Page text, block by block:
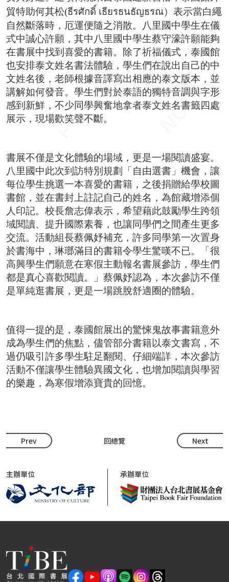
貿特助何其松(ธีรศักดิ์ เธียรธนธัญธรณ）表示當白繩
自然斷落時，厄運便隨之消散。八里國中學生在儀
式中誠心許願，其中八里國中學生蔡守濠許願能夠
在書展中找到喜愛的書籍。除了祈福儀式，泰國館
也安排泰文姓名書法體驗，學生們在說出自己的中
文姓名後，老師根據音譯寫出相應的泰文版本，並
講解如何發音。學生們對於泰語的獨特音調與字形
感到新鮮，不少同學興奮地拿者泰文姓名書籤四處
展示，現場歡笑聲不斷。
書展不僅是文化體驗的場域，更是一場閱讀盛宴。
八里國中此次到訪特別規劃「自由選書」機會，讓
每位學生挑選一本喜愛的書籍，之後捐贈給學校圖
書館，並在書封上註記自己的姓名，為館藏增添個
人印記。校長詹志偉表示，希望藉此鼓勵學生跨領
域閱讀、提升國際素養，也讓同學們之間產生更多
交流。活動組長蔡佩妤補充，許多同學第一次置身
於書海中，琳瑯滿目的書籍令學生驚嘆不已。「很
高興學生們願意在寒假主動報名書展參訪，學生們
都是真心喜歡閱讀。」蔡佩妤認為，本次參訪不僅
是單純逛書展，更是一場跳脫舒適圈的體驗。
值得一提的是，泰國館展出的驚悚鬼故事書籍意外
成為學生們的焦點，儘管部分書籍以泰文書寫，不
過仍吸引許多學生駐足翻閱、仔細端詳，本次參訪
活動不僅讓學生體驗異國文化，也增加閱讀與學習
的樂趣，為寒假增添寶貴的回憶。
Prev 回總覽 Next
主辦單位 承辦單位